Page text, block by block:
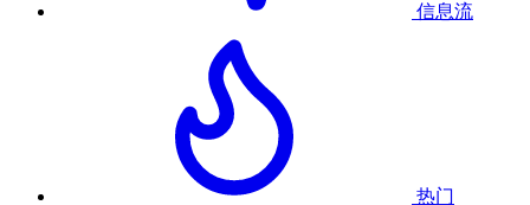
信息流
热门